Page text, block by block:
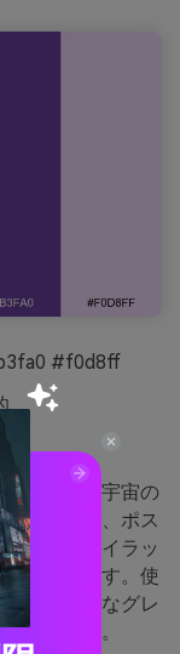
#f0d8ff
い影が、宇宙の
ラストで、ポス
。淡いライラッ
り読めます。使
ャや微細なグレ
ましょう。